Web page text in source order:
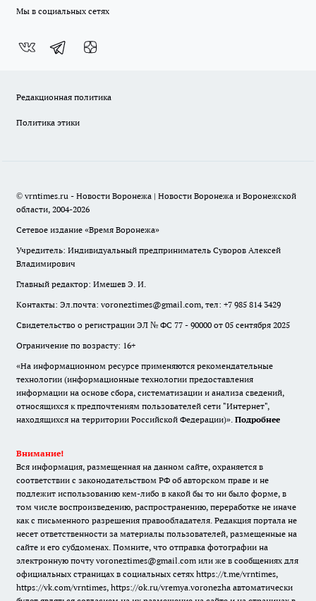
Мы в социальных сетях
Редакционная политика
Политика этики
© vrntimes.ru - Новости Воронежа | Новости Воронежа и Воронежской
области, 2004-2026
Сетевое издание «Время Воронежа»
Учредитель: Индивидуальный предприниматель Суворов Алексей
Владимирович
Главный редактор: Имешев Э. И.
Контакты: Эл.почта: voroneztimes@gmail.com, тел: +7 985 814 3429
Свидетельство о регистрации ЭЛ № ФС 77 - 90000 от 05 сентября 2025
Ограничение по возрасту: 16+
«На информационном ресурсе применяются рекомендательные
технологии (информационные технологии предоставления
информации на основе сбора, систематизации и анализа сведений,
относящихся к предпочтениям пользователей сети "Интернет",
находящихся на территории Российской Федерации)». Подробнее
Внимание!
Вся информация, размещенная на данном сайте, охраняется в
соответствии с законодательством РФ об авторском праве и не
подлежит использованию кем-либо в какой бы то ни было форме, в
том числе воспроизведению, распространению, переработке не иначе
как с письменного разрешения правообладателя. Редакция портала не
несет ответственности за материалы пользователей, размещенные на
сайте и его субдоменах. Помните, что отправка фотографии на
электронную почту voroneztimes@gmail.com или же в сообщениях для
официальных страницах в социальных сетях https://t.me/vrntimes,
https://vk.com/vrntimes, https://ok.ru/vremya.voronezha автоматически